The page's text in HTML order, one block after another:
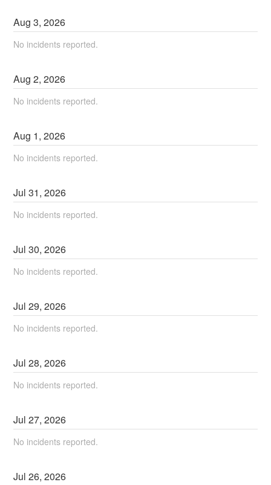
Aug3,2026
No incidents reported.
Aug2,2026
No incidents reported.
Aug 1,2026
No incidents reported.
Jul31,2026
No incidents reported.
Jul30,2026
No incidents reported.
Jul29,2026
No incidents reported.
Jul28,2026
No incidents reported.
Jul27,2026
No incidents reported.
Jul26,2026